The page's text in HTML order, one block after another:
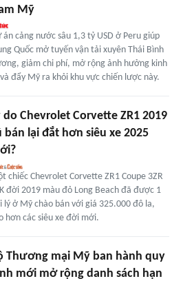
Mỹ
án cảng nước sâu 1,3 tỷ USD ở Peru giúp
Quốc mở tuyến vận tải xuyên Thái Bình
giảm chi phí, mở rộng ảnh hưởng kinh
đẩy Mỹ ra khỏi khu vực chiến lược này.
do Chevrolet Corvette ZR1 2019
bán lại đắt hơn siêu xe 2025
chiếc Chevrolet Corvette ZR1 Coupe 3ZR
đời 2019 màu đỏ Long Beach đã được 1
lý ở Mỹ chào bán với giá 325.000 đô la,
hơn các siêu xe đời mới.
Thương mại Mỹ ban hành quy
mới mở rộng danh sách hạn